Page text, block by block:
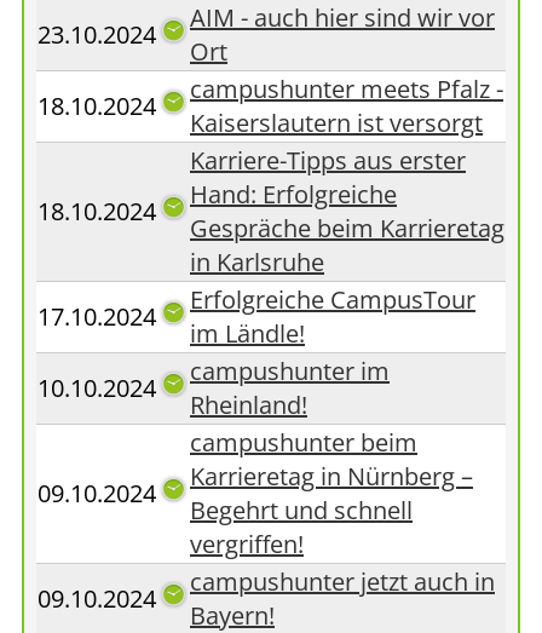
23.10.2024
AIM - auch hier sind wir vor
Ort
18.10.2024
campushunter meets Pfalz -
Kaiserslautern ist versorgt
18.10.2024
Karriere-Tipps aus erster
Hand: Erfolgreiche
Gespräche beim Karrieretag
in Karlsruhe
17.10.2024
Erfolgreiche CampusTour
im Ländle!
10.10.2024
campushunter im
Rheinland!
09.10.2024
campushunter beim
Karrieretag in Nürnberg –
Begehrt und schnell
vergriffen!
09.10.2024
campushunter jetzt auch in
Bayern!